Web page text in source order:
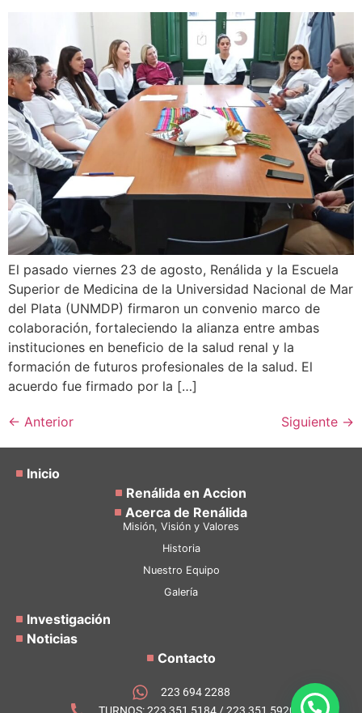
El pasado viernes 23 de agosto, Renálida y la Escuela
Superior de Medicina de la Universidad Nacional de Mar
del Plata (UNMDP) firmaron un convenio marco de
colaboración, fortaleciendo la alianza entre ambas
instituciones en beneficio de la salud renal y la
formación de futuros profesionales de la salud. El
acuerdo fue firmado por la […]
← Anterior Siguiente →
Inicio
Renálida en Accion
Acerca de Renálida
Misión, Visión y Valores
Historia
Nuestro Equipo
Galería
Investigación
Noticias
Contacto
223 694 2288